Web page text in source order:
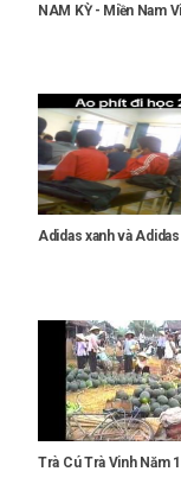
NAM KỲ - Miền Nam
Adidas xanh và
Trà Cú Trà Vinh Năm